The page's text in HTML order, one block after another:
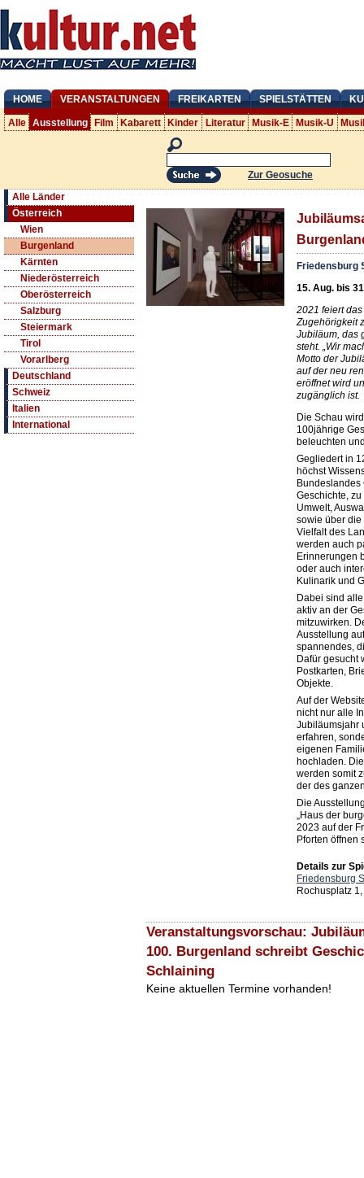
HOME VERANSTALTUNGEN FREIKARTEN SPIELSTÄTTEN
Alle Ausstellung Film Kabarett Kinder Literatur Musik-E Musik-U
Zur Geosuche
Alle Länder
Österreich
Wien
Burgenland
Kärnten
Niederösterreich
Oberösterreich
Salzburg
Steiermark
Tirol
Vorarlberg
Deutschland
Schweiz
Italien
International
Friedensburg
15. Aug. bis
2021 feiert
Zugehörigkeit
Jubiläum, das
steht. „Wir
Motto der
auf der neu
eröffnet wird
zugänglich ist.
Die Schau
100jährige
beleuchten
Gegliedert in
höchst
Bundeslandes
Geschichte,
Umwelt,
sowie über
Vielfalt des
werden auch
Erinnerungen
oder auch
Kulinarik und
Dabei sind
aktiv an der
mitzuwirken.
Ausstellung
spannendes,
Dafür gesucht
Postkarten,
Objekte.
Auf der
nicht nur alle
Jubiläumsjahr
erfahren,
eigenen
hochladen.
werden somit
der des
Die
„Haus der
2023 auf der
Pforten öffnen
Details zur
Friedensburg
Rochusplatz
Veranstaltungsvorschau:
100. Burgenland schreibt
Schlaining
Keine aktuellen Termine vorhanden!